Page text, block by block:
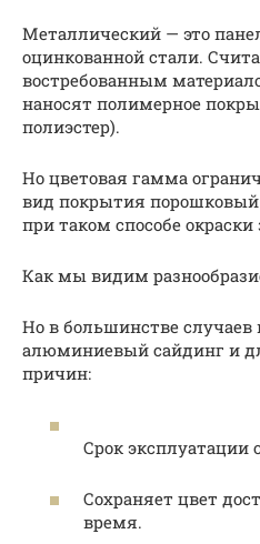
Металлический — это
оцинкованной стали.
востребованным
наносят полимерное
полиэстер).
Но цветовая гамма
вид покрытия порошковый
при таком способе
Как мы видим
Но в большинстве
алюминиевый сайдинг и
причин:
Срок эксплуатации
Сохраняет цвет
время.